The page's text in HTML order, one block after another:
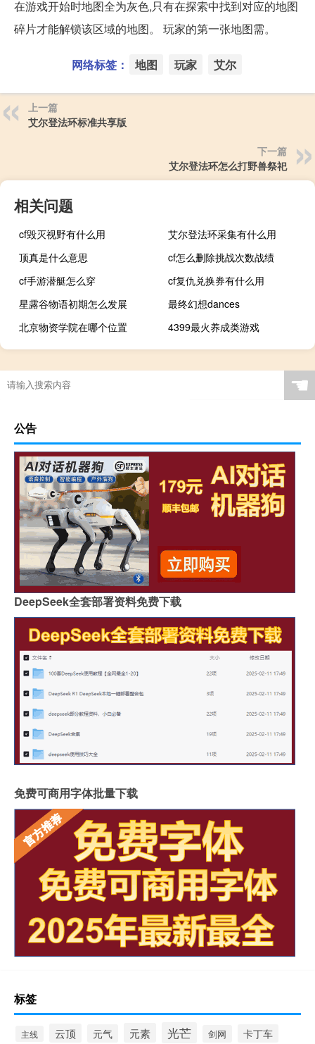
在游戏开始时地图全为灰色,只有在探索中找到对应的地图
碎片才能解锁该区域的地图。 玩家的第一张地图需。
网络标签： 地图 玩家 艾尔
上一篇
艾尔登法环标准共享版
下一篇
艾尔登法环怎么打野兽祭祀
相关问题
cf毁灭视野有什么用
艾尔登法环采集有什么用
顶真是什么意思
cf怎么删除挑战次数战绩
cf手游潜艇怎么穿
cf复仇兑换券有什么用
星露谷物语初期怎么发展
最终幻想dances
北京物资学院在哪个位置
4399最火养成类游戏
☚
公告
DeepSeek全套部署资料免费下载
免费可商用字体批量下载
标签
主线 云顶 元气 元素 光芒 剑网 卡丁车